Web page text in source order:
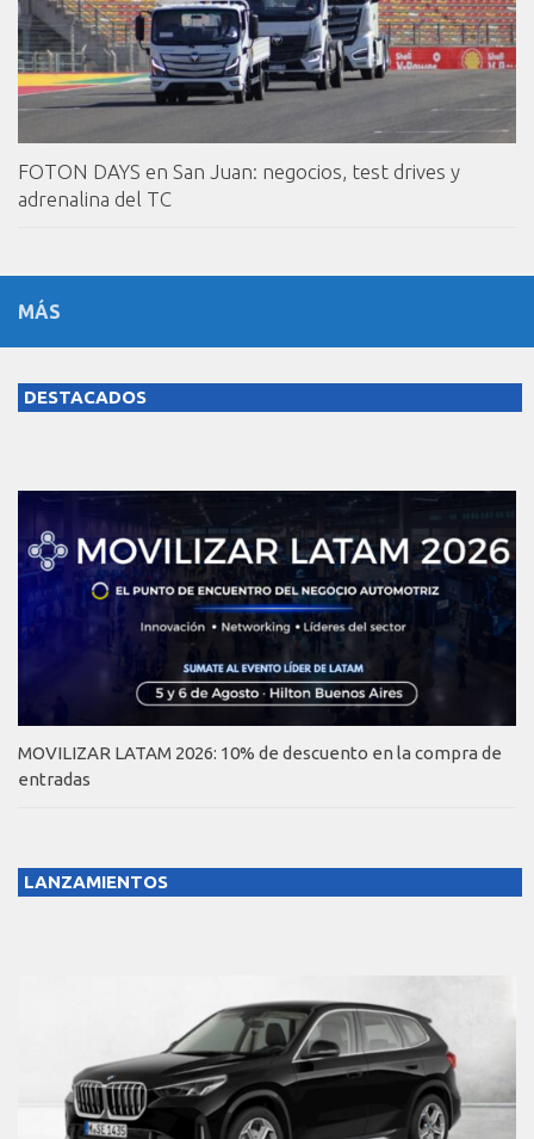
FOTON DAYS en San Juan: negocios, test drives y
adrenalina del TC
MÁS
DESTACADOS
MOVILIZAR LATAM 2026: 10% de descuento en la compra de
entradas
LANZAMIENTOS